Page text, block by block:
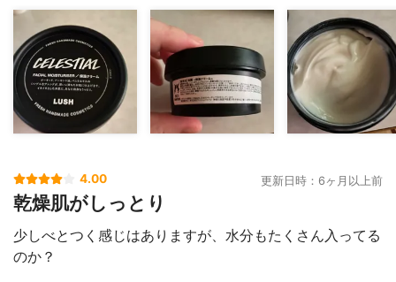
4.00 更新日時：6ヶ月以上前
乾燥肌がしっとり
少しべとつく感じはありますが、水分もたくさん入ってる
のか？